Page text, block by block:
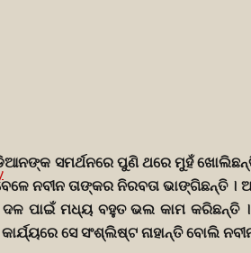
ସମର୍ଥନରେ ପୁଣି ଥରେ ମୁହଁ
ନବୀନ ତାଙ୍କର ନିରବତା
ପାଇଁ ମଧ୍ୟ ବହୁତ ଭଲ କାମ କରିଛନ୍ତି
ସେ ସଂଶ୍ଲିଷ୍ଟ ନାହାନ୍ତି ବୋଲି